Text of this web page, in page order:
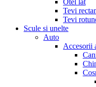
Tevi
Tevi
Scule si unelte
Auto
Accesorii